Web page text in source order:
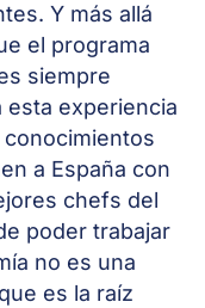
Y más allá
el programa
siempre
esta experiencia
a España con
chefs del
poder trabajar
no es una
es la raíz